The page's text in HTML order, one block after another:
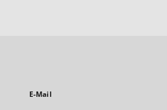
E-Mail